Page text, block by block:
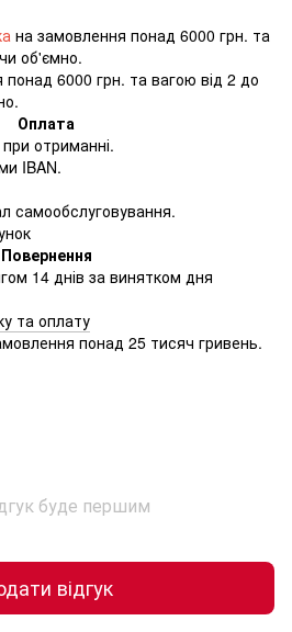
на замовлення понад 6000 грн. та
об'ємно.
6000 грн. та вагою від 2 до
Оплата
отриманні.
IBAN.
самообслуговування.
Повернення
14 днів за винятком дня
та оплату
понад 25 тисяч гривень.
буде першим
відгук